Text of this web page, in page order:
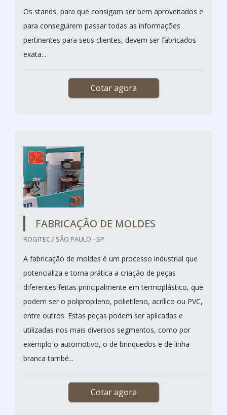
Os stands, para que consigam ser bem aproveitados e
para conseguirem passar todas as informações
pertinentes para seus clientes, devem ser fabricados
exata...
Cotar agora
FABRICAÇÃO DE MOLDES
ROGITEC / SÃO PAULO - SP
A fabricação de moldes é um processo industrial que
potencializa e torna prática a criação de peças
diferentes feitas principalmente em termoplástico, que
podem ser o polipropileno, polietileno, acrílico ou PVC,
entre outros. Estas peças podem ser aplicadas e
utilizadas nos mais diversos segmentos, como por
exemplo o automotivo, o de brinquedos e de linha
branca també...
Cotar agora